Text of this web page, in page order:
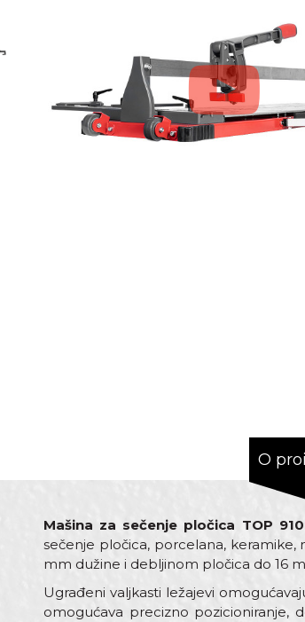
O
Mašina za sečenje pločica TOP
sečenje pločica, porcelana, keramike,
mm dužine i debljinom pločica do 16
Ugrađeni valjkasti ležajevi
omogućava precizno pozicioniranje,